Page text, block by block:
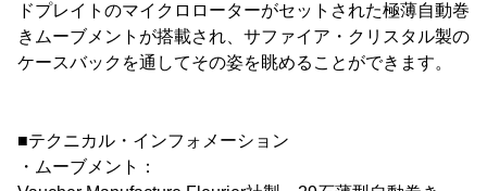
ドプレイトのマイクロローターがセットされた極薄自動巻
きムーブメントが搭載され、サファイア・クリスタル製の
ケースバックを通してその姿を眺めることができます。
■テクニカル・インフォメーション
・ムーブメント：